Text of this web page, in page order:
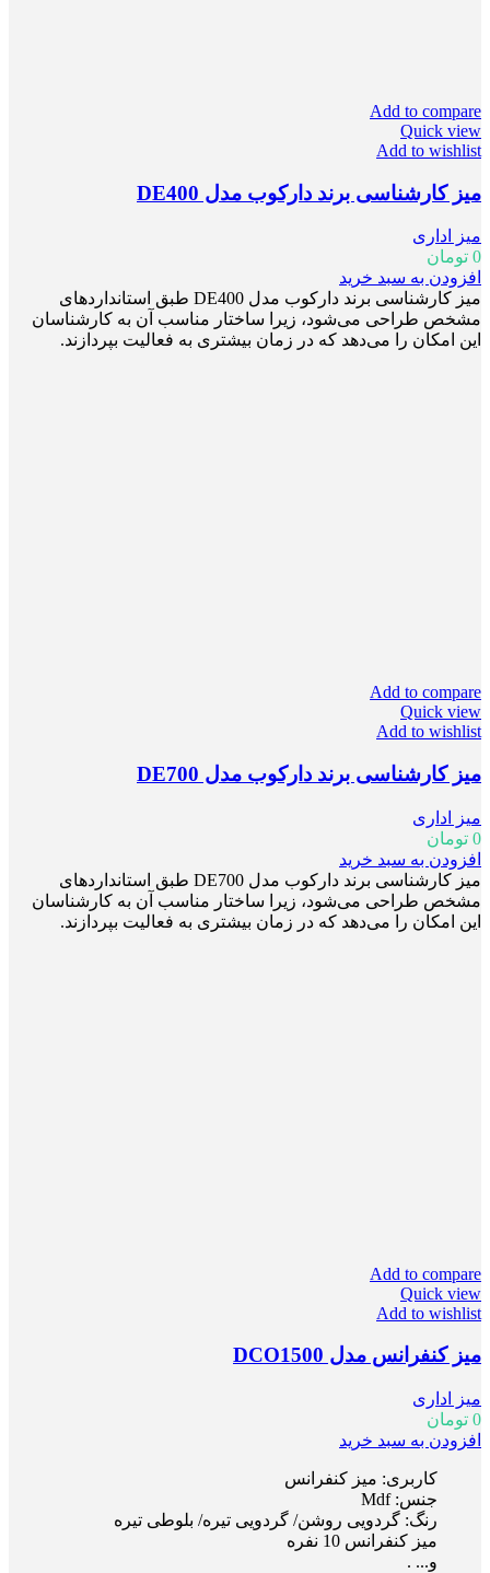
Add to compare
Quick view
Add to wishlist
میز کارشناسی برند دارکوب مدل DE400
میز اداری
0 تومان
افزودن به سبد خرید
میز کارشناسی برند دارکوب مدل DE400 طبق استانداردهای
مشخص طراحی می‌شود، زیرا ساختار مناسب آن‌ به کارشناسان
این امکان را می‌دهد که در زمان بیشتری به فعالیت بپردازند.
Add to compare
Quick view
Add to wishlist
میز کارشناسی برند دارکوب مدل DE700
میز اداری
0 تومان
افزودن به سبد خرید
میز کارشناسی برند دارکوب مدل DE700 طبق استانداردهای
مشخص طراحی می‌شود، زیرا ساختار مناسب آن‌ به کارشناسان
این امکان را می‌دهد که در زمان بیشتری به فعالیت بپردازند.
Add to compare
Quick view
Add to wishlist
میز کنفرانس مدل DCO1500
میز اداری
0 تومان
افزودن به سبد خرید
کاربری: میز کنفرانس
جنس: Mdf
رنگ: گردویی روشن/ گردویی تیره/ بلوطی تیره
میز کنفرانس 10 نفره
و... .